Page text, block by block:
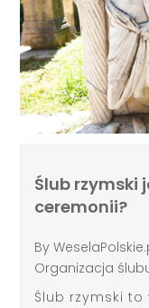
Ślub rzymski
ceremonii?
By
Organizacja
Ślub rzymski